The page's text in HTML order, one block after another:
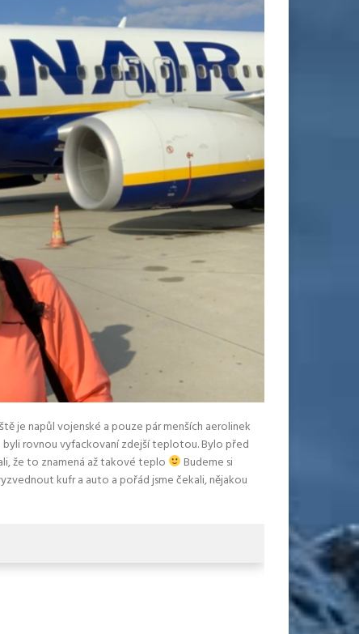
je napůl vojenské a pouze pár menších aerolinek
byli rovnou vyfackovaní zdejší teplotou. Bylo před
že to znamená až takové teplo
Budeme si
kufr a auto a pořád jsme čekali, nějakou